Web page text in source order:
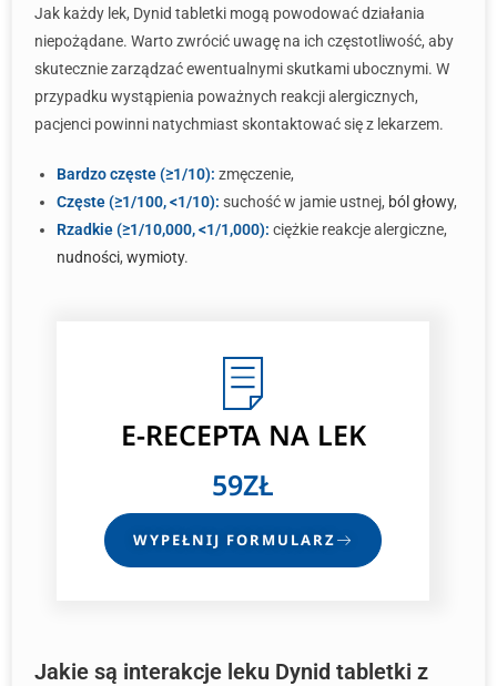
Jak każdy lek, Dynid tabletki mogą powodować działania
niepożądane. Warto zwrócić uwagę na ich częstotliwość, aby
skutecznie zarządzać ewentualnymi skutkami ubocznymi. W
przypadku wystąpienia poważnych reakcji alergicznych,
pacjenci powinni natychmiast skontaktować się z lekarzem.
Bardzo częste (≥1/10): zmęczenie,
Częste (≥1/100, <1/10): suchość w jamie ustnej, ból głowy,
Rzadkie (≥1/10,000, <1/1,000): ciężkie reakcje alergiczne,
nudności, wymioty.
E-RECEPTA NA LEK
59ZŁ
WYPEŁNIJ FORMULARZ
Jakie są interakcje leku Dynid tabletki z